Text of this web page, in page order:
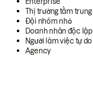
Thị trường tầm trung
Đội nhóm nhỏ
Doanh nhân độc lập
Người làm việc tự do
Agency